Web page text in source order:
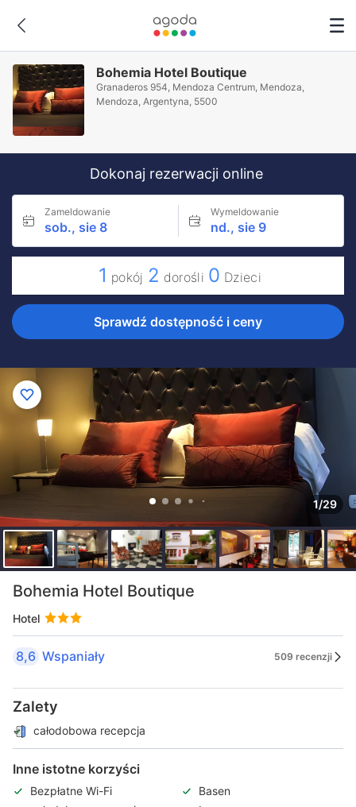
Bohemia Hotel Boutique
Granaderos 954, Mendoza Centrum, Mendoza,
Mendoza, Argentyna, 5500
Dokonaj rezerwacji online
Zameldowanie
sob., sie 8
Wymeldowanie
nd., sie 9
1 pokój 2 dorośli 0 Dzieci
Sprawdź dostępność i ceny
1/29
Bohemia Hotel Boutique
Hotel
8,6 Wspaniały 509 recenzji
Zalety
całodobowa recepcja
Inne istotne korzyści
Bezpłatne Wi-Fi
Basen